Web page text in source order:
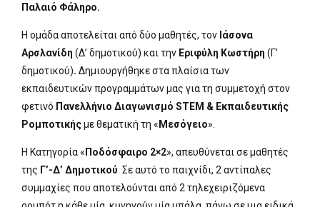
Παλαιό Φάληρο.
Η ομάδα αποτελείται από δύο μαθητές, τον Ιάσονα
Αρσλανίδη (Δ’ δημοτικού) και την Εριφύλη Κωστήρη (Γ’
δημοτικού). Δημιουργήθηκε στα πλαίσια των
εκπαιδευτικών προγραμμάτων μας για τη συμμετοχή στον
φετινό Πανελλήνιο Διαγωνισμό STEM & Εκπαιδευτικής
Ρομποτικήςμε θεματική τη «Μεσόγειο».
Η Κατηγορία «Ποδόσφαιρο 2×2», απευθύνεται σε μαθητές
της Γ’-Δ’ Δημοτικού . Σε αυτό το παιχνίδι, 2 αντίπαλες
συμμαχίες που αποτελούνται από 2 τηλεχειριζόμενα